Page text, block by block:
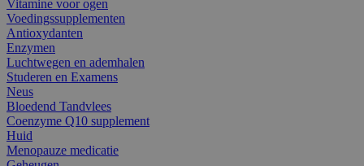
Vitamine voor ogen
Voedingssupplementen
Antioxydanten
Enzymen
Luchtwegen en ademhalen
Studeren en Examens
Neus
Bloedend Tandvlees
Coenzyme Q10 supplement
Huid
Menopauze medicatie